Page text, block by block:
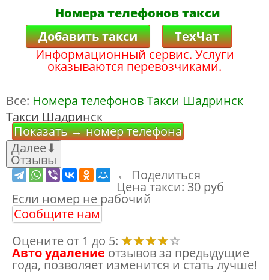
Номера телефонов такси
Добавить такси
ТехЧат
Информационный сервис. Услуги
оказываются перевозчиками.
Все: Номера телефонов Такси Шадринск
Такси Шадринск
Показать → номер телефона
Далее⬇
Отзывы
← Поделиться
Цена такси: 30 руб
Если номер не рабочий
Сообщите нам
Оцените от 1 до 5:
Авто удаление отзывов за предыдущие
года, позволяет изменится и стать лучше!